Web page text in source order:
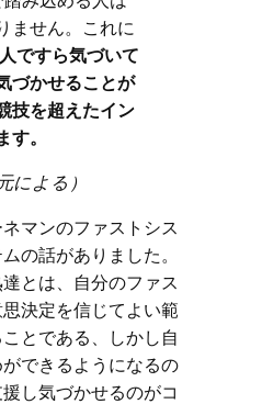
ません。これに
ですら気づいて
づかせることが
技を超えたイン
す。
による）
マンのファストシス
の話がありました。
とは、自分のファス
決定を信じてよい範
とである、しかし自
できるようになるの
し気づかせるのがコ